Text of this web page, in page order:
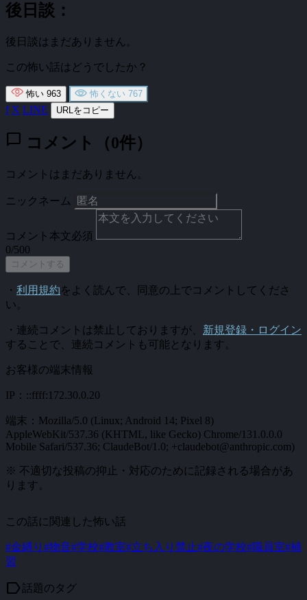
後日談：
後日談はまだありません。
この怖い話はどうでしたか？
怖い 963 怖くない 767
f X LINE URLをコピー
chat_bubble コメント（0件）
コメントはまだありません。
ニックネーム
コメント本文必須
0/500
コメントする
・ 利用規約をよく読んで、同意の上でコメントしてくださ
い。
・連続コメントは禁止しておりますが、 新規登録・ログイン
することで、連続コメントも可能となります。
お客様の端末情報
IP：::ffff:172.30.0.20
端末：Mozilla/5.0 (Linux; Android 14; Pixel 8)
AppleWebKit/537.36 (KHTML, like Gecko) Chrome/131.0.0.0
Mobile Safari/537.36; ClaudeBot/1.0; +claudebot@anthropic.com)
※ 不適切な投稿の抑止・対応のために記録される場合があ
ります。
この話に関連した怖い話
#金縛り #物音#学校#教室#立ち入り禁止#夜の学校#職員室#補
習
label話題のタグ